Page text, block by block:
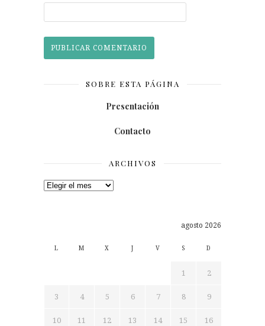
SOBRE ESTA PÁGINA
Presentación
Contacto
ARCHIVOS
Archivos
agosto 2026
L M X J V S D
1 2
3 4 5 6 7 8 9
10 11 12 13 14 15 16